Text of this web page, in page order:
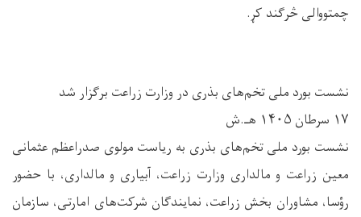
چمتووالی څرګند کړ.
نشست بورد ملی تخم‌های بذری در وزارت زراعت برگزار شد
۱۷ سرطان ۱۴۰۵ هـ.ش
نشست بورد ملی تخم‌های بذری به ریاست مولوی صدراعظم عثمانی
معین زراعت و مالداری وزارت زراعت، آبیاری و مالداری، با حضور
رؤسا، مشاوران بخش زراعت، نمایندگان شرکت‌های امارتی، سازمان